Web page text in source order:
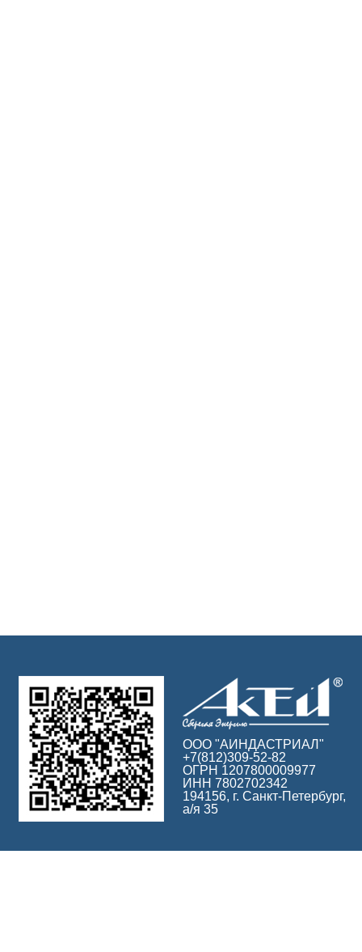
ООО "АИНДАСТРИАЛ"
+7(812)309-52-82
ОГРН 1207800009977
ИНН 7802702342
194156, г. Санкт-Петербург,
а/я 35